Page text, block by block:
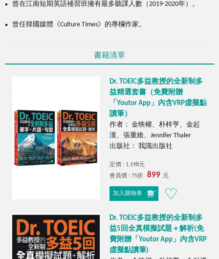
曾在江南短期英語補習班擁有最多聽課人數（2019-2020年）。
曾任韓國媒體《Culture Times》的專欄作家。
書籍清單
Dr. TOEIC多益教授的全新制多
益精選套書（免費附贈
「Youtor App」內含VRP虛擬點
讀筆）
作者： 金映權、朴梓亨、金起
漢、張重維、Jennifer Thaler
出版社： 我識出版社
定價 : 1,198元
會員價 : 75折
899 元
加入購物車
Dr. TOEIC多益教授的全新制多
益5回全真模擬試題＋解析(免
費附贈「Youtor App」內含VRP
虛擬點讀筆)